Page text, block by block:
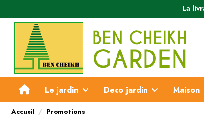
La
Le jardin Deco jardin Maison
Accueil Promotions